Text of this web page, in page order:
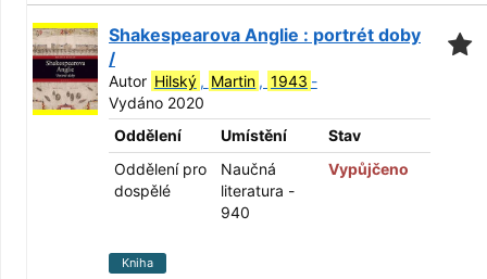
Shakespearova Anglie : portrét doby
/
Autor Hilský , Martin , 1943 -
Vydáno 2020
Oddělení
Umístění
Stav
Oddělení pro
dospělé
Naučná
literatura -
940
Vypůjčeno
Kniha